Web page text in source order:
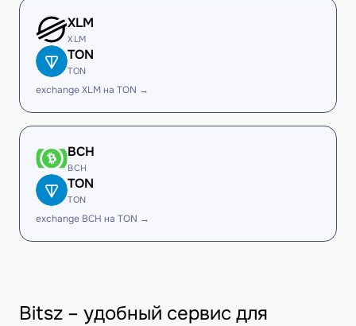
XLM
XLM
TON
TON
exchange XLM на TON →
BCH
BCH
TON
TON
exchange BCH на TON →
Bitsz – удобный сервис для